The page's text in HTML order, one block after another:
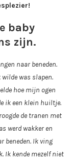
baby
zijn.
naar beneden.
was slapen.
hoe mijn ogen
ik een klein huiltje.
de tranen met
werd wakker en
beneden. Ik ving
Ik kende mezelf niet